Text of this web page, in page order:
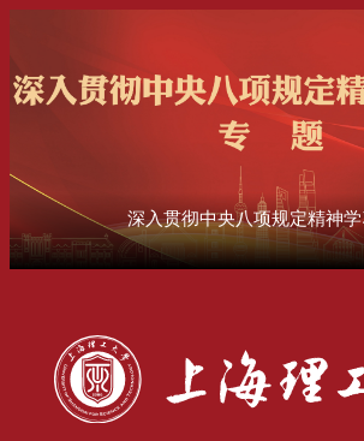
深入贯彻中央八项规定精神